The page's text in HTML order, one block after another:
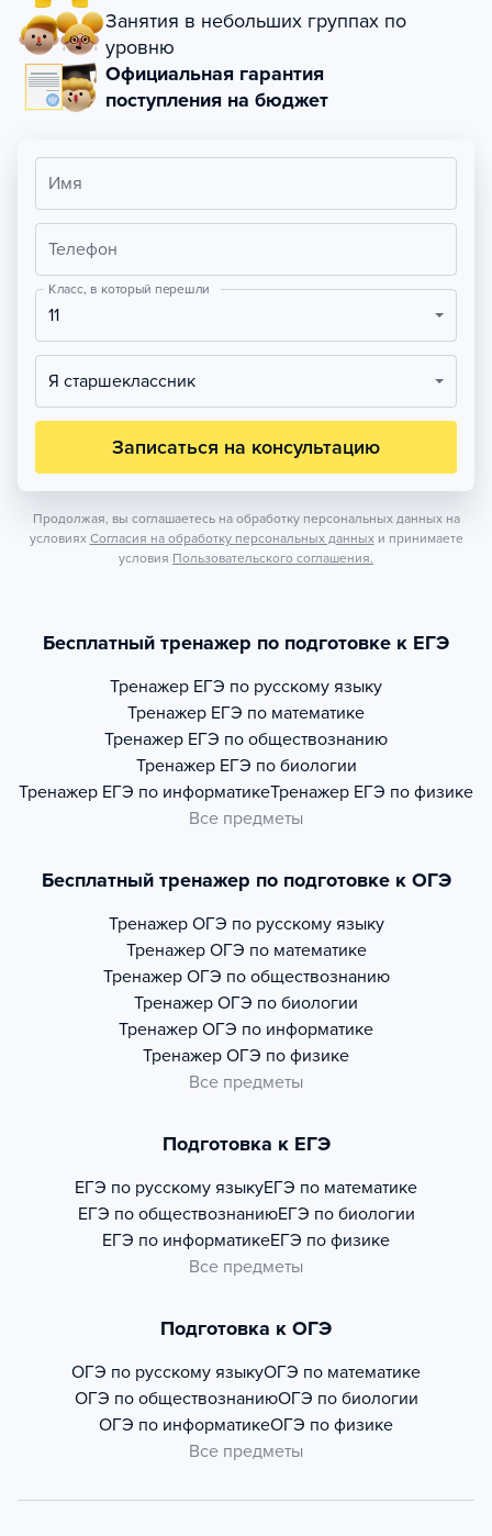
Занятия в небольших группах по
уровню
Официальная гарантия
поступления на бюджет
Имя
Телефон
Класс, в который перешли
11
Я старшеклассник
Записаться на консультацию
Продолжая, вы соглашаетесь на обработку персональных данных на
условиях Согласия на обработку персональных данных и принимаете
условия Пользовательского соглашения.
Бесплатный тренажер по подготовке к ЕГЭ
Тренажер ЕГЭ по русскому языку
Тренажер ЕГЭ по математике
Тренажер ЕГЭ по обществознанию
Тренажер ЕГЭ по биологии
Тренажер ЕГЭ по информатикеТренажер ЕГЭ по физике
Все предметы
Бесплатный тренажер по подготовке к ОГЭ
Тренажер ОГЭ по русскому языку
Тренажер ОГЭ по математике
Тренажер ОГЭ по обществознанию
Тренажер ОГЭ по биологии
Тренажер ОГЭ по информатике
Тренажер ОГЭ по физике
Все предметы
Подготовка к ЕГЭ
ЕГЭ по русскому языкуЕГЭ по математике
ЕГЭ по обществознаниюЕГЭ по биологии
ЕГЭ по информатикеЕГЭ по физике
Все предметы
Подготовка к ОГЭ
ОГЭ по русскому языкуОГЭ по математике
ОГЭ по обществознаниюОГЭ по биологии
ОГЭ по информатикеОГЭ по физике
Все предметы